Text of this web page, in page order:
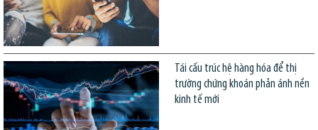
Tái cấu trúc hệ hàng hóa để thị
trường chứng khoán phản ánh nền
kinh tế mới